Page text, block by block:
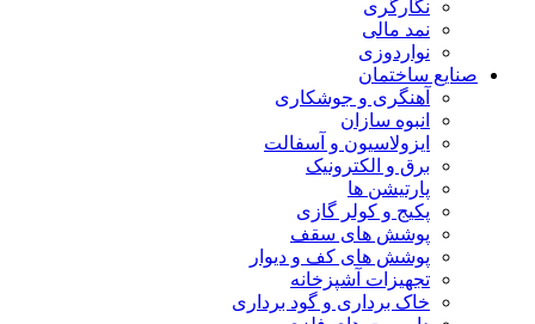
نگارگری
نمد مالی
نواردوزی
صنایع ساختمان
آهنگری و جوشکاری
انبوه سازان
ایزولاسیون و آسفالت
برق و الکترونیک
پارتیشن ها
پکیج و کولر گازی
پوشش های سقف
پوشش های کف و دیوار
تجهیزات آشپزخانه
خاک برداری و گود برداری